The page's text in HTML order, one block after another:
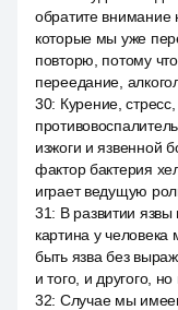
обратите
которые мы уже
повторю, потому
переедание,
30: Курение,
изжоги и язвенной
фактор бактерия
играет ведущую
31: В развитии язвы
картина у
быть язва без
и того, и другого,
32: Случае мы